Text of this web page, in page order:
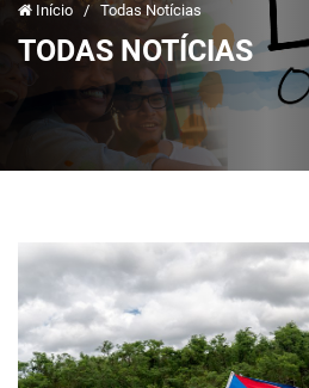
Início / Todas Notícias
TODAS NOTÍCIAS